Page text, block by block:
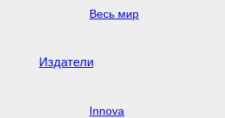
Весь мир
Издатели
Innova